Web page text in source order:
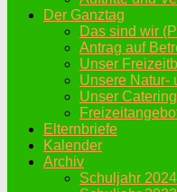
Der Ganztag
Das sind wir
Antrag auf
Unser
Unsere Natur-
Unser
Elternbriefe
Kalender
Archiv
Schuljahr